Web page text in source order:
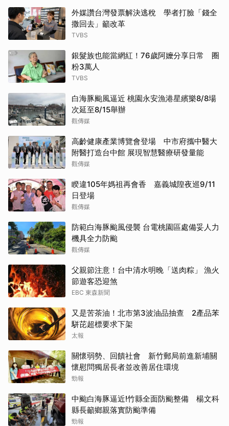
外媒讚台灣發票解決逃稅 學者打臉「錢全
撒回去」籲改革
TVBS
銀髮族也能當網紅！76歲阿嬤分享日常 圈
粉3萬人
TVBS
白海豚颱風逼近 桃園永安漁港星繽樂8/8場
次延至8/15舉辦
觀傳媒
高齡健康產業博覽會登場 中市府攜中醫大
附醫打造台中館 展現智慧醫療研發量能
觀傳媒
睽違105年媽祖再會香 嘉義城隍夜巡9/11
日登場
觀傳媒
防範白海豚颱風侵襲 台電桃園區處備妥人力
機具全力防颱
觀傳媒
父親節注意！台中清水明晚「送肉粽」 漁火
節遊客恐迎煞
EBC 東森新聞
又是苦茶油！北市第3波油品抽查 2產品苯
駢芘超標要求下架
太報
關懷弱勢、回饋社會 新竹郵局前進新埔關
懷慰問獨居長者並改善居住環境
勁報
中颱白海豚逼近!竹縣全面防颱整備 楊文科
縣長籲鄉親落實防颱準備
勁報